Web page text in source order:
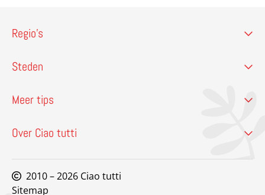
Regio’s
Steden
Meer tips
Over Ciao tutti
2010 – 2026 Ciao tutti
Sitemap